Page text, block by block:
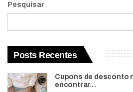
Pesquisar
Posts Recentes
Cupons de desconto
encontrar…